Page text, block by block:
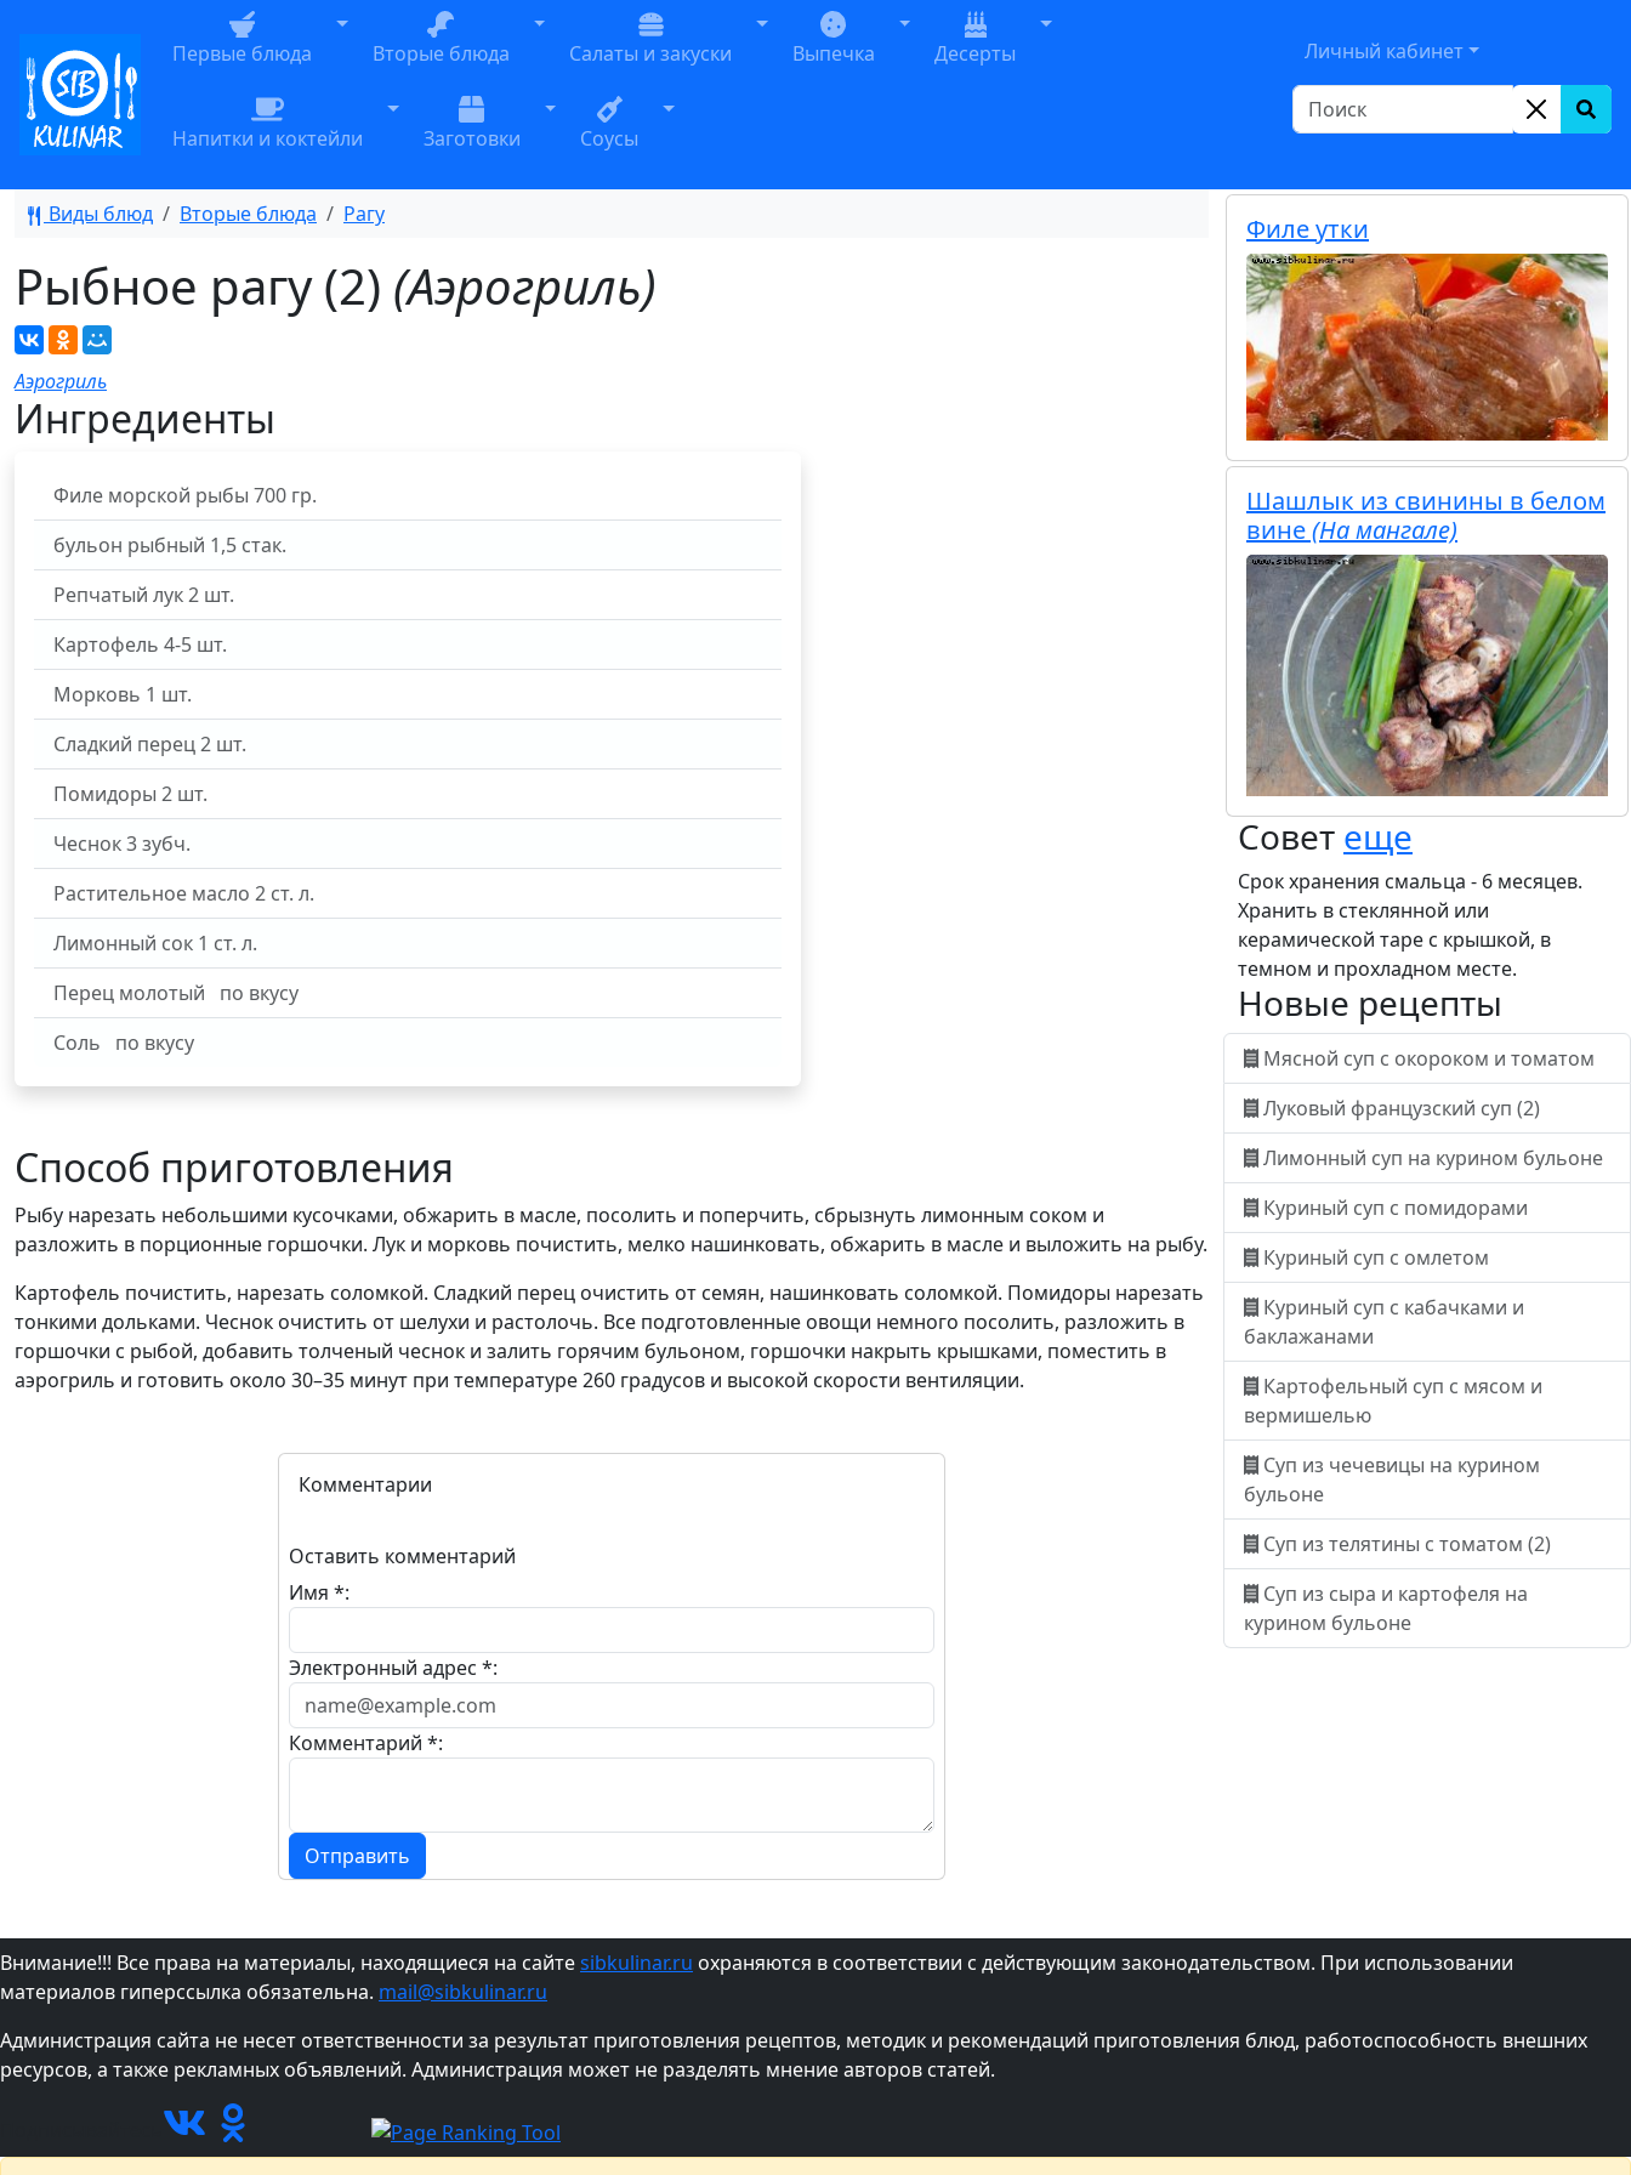
Первые блюда
Toggle Dropdown
Вторые блюда
Toggle Dropdown
Салаты и закуски
Toggle Dropdown
Выпечка
Toggle Dropdown
Десерты
Toggle Dropdown
Напитки и коктейли
Toggle Dropdown
Заготовки
Toggle Dropdown
Соусы
Toggle Dropdown
Личный кабинет
Виды блюд Вторые блюда Рагу
Рыбное рагу (2) (Аэрогриль)
Аэрогриль
Ингредиенты
Филе морской рыбы 700 гр.
бульон рыбный 1,5 стак.
Репчатый лук2 шт.
Картофель 4-5 шт.
Морковь 1 шт.
Сладкий перец2 шт.
Помидоры 2 шт.
Чеснок3зубч.
Растительное масло 2 ст. л.
Лимонный сок 1 ст. л.
Перец молотый
по вкусу
Соль
по вкусу
Способ приготовления
Рыбу нарезать небольшими кусочками, обжарить в масле, посолить и поперчить, сбрызнуть лимонным соком и
разложить в порционные горшочки. Лук и морковь почистить, мелко нашинковать, обжарить в масле и выложить на рыбу.
Картофель почистить, нарезать соломкой. Сладкий перец очистить от семян, нашинковать соломкой. Помидоры нарезать
тонкими дольками. Чеснок очистить от шелухи и растолочь. Все подготовленные овощи немного посолить, разложить в
горшочки с рыбой, добавить толченый чеснок и залить горячим бульоном, горшочки накрыть крышками, поместить в
аэрогриль и готовить около 30–35 минут при температуре 260 градусов и высокой скорости вентиляции.
Комментарии
Оставить комментарий
Имя *:
Электронный адрес *:
Комментарий *:
Отправить
Филе утки
Шашлык из свинины в белом
вине(На мангале)
Совет еще
Срок хранения смальца - 6 месяцев.
Хранить в стеклянной или
керамической таре с крышкой, в
темном и прохладном месте.
Новые рецепты
Мясной суп с окороком и томатом
Луковый французский суп (2)
Лимонный суп на курином бульоне
Куриный суп с помидорами
Куриный суп с омлетом
Куриный суп с кабачками и
баклажанами
Картофельный суп с мясом и
вермишелью
Суп из чечевицы на курином
бульоне
Суп из телятины с томатом (2)
Суп из сыра и картофеля на
курином бульоне
Внимание!!! Все права на материалы, находящиеся на сайтеsibkulinar.ru охраняются в соответствии с действующим законодательством. При использовании
материалов гиперссылка обязательна. mail@sibkulinar.ru
Администрация сайта не несет ответственности за результат приготовления рецептов, методик и рекомендаций приготовления блюд, работоспособность внешних
ресурсов, а также рекламных объявлений. Администрация может не разделять мнение авторов статей.